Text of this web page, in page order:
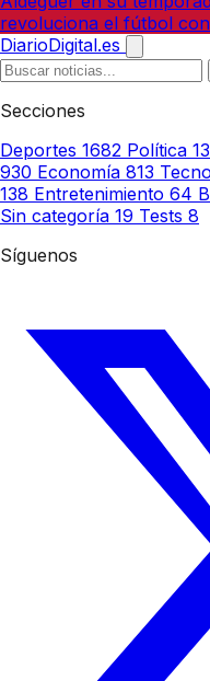
revoluciona el fútbol
DiarioDigital.es
Secciones
Deportes 1682 Política
930 Economía 813
138 Entretenimiento 64
Sin categoría 19 Tests 8
Síguenos